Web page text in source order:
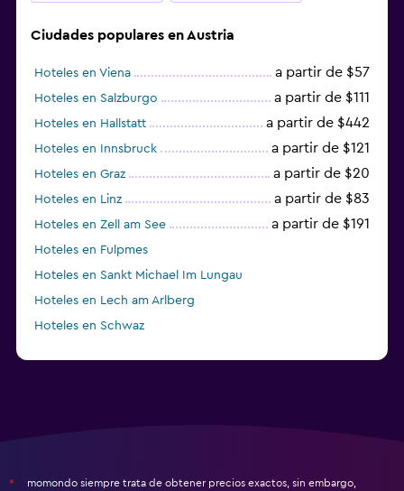
Ciudades populares en Austria
Hoteles en Viena a partir de $57
Hoteles en Salzburgo a partir de $111
Hoteles en Hallstatt a partir de $442
Hoteles en Innsbruck a partir de $121
Hoteles en Graz a partir de $20
Hoteles en Linz a partir de $83
Hoteles en Zell am See a partir de $191
Hoteles en Fulpmes
Hoteles en Sankt Michael Im Lungau
Hoteles en Lech am Arlberg
Hoteles en Schwaz
*
momondo siempre trata de obtener precios exactos, sin embargo,